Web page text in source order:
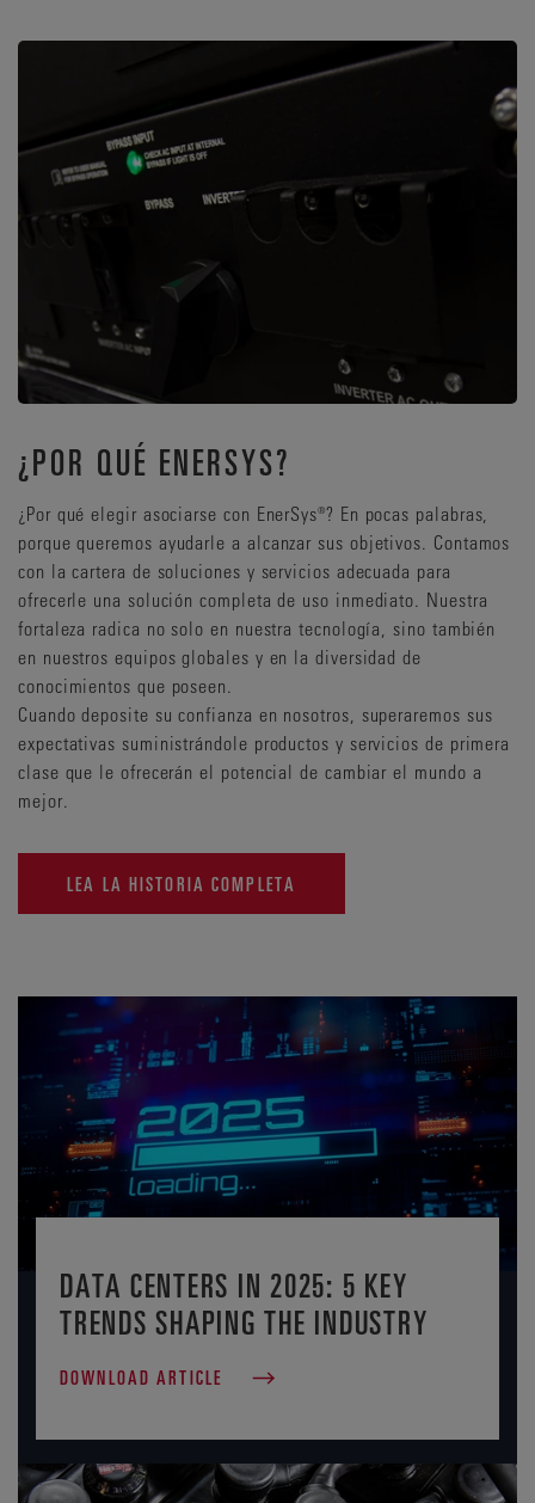
¿POR QUÉ ENERSYS?
¿Por qué elegir asociarse con EnerSys®? En pocas palabras,
porque queremos ayudarle a alcanzar sus objetivos. Contamos
con la cartera de soluciones y servicios adecuada para
ofrecerle una solución completa de uso inmediato. Nuestra
fortaleza radica no solo en nuestra tecnología, sino también
en nuestros equipos globales y en la diversidad de
conocimientos que poseen.
Cuando deposite su confianza en nosotros, superaremos sus
expectativas suministrándole productos y servicios de primera
clase que le ofrecerán el potencial de cambiar el mundo a
mejor.
LEA LA HISTORIA COMPLETA
DATA CENTERS IN 2025: 5 KEY
TRENDS SHAPING THE INDUSTRY
DOWNLOAD ARTICLE